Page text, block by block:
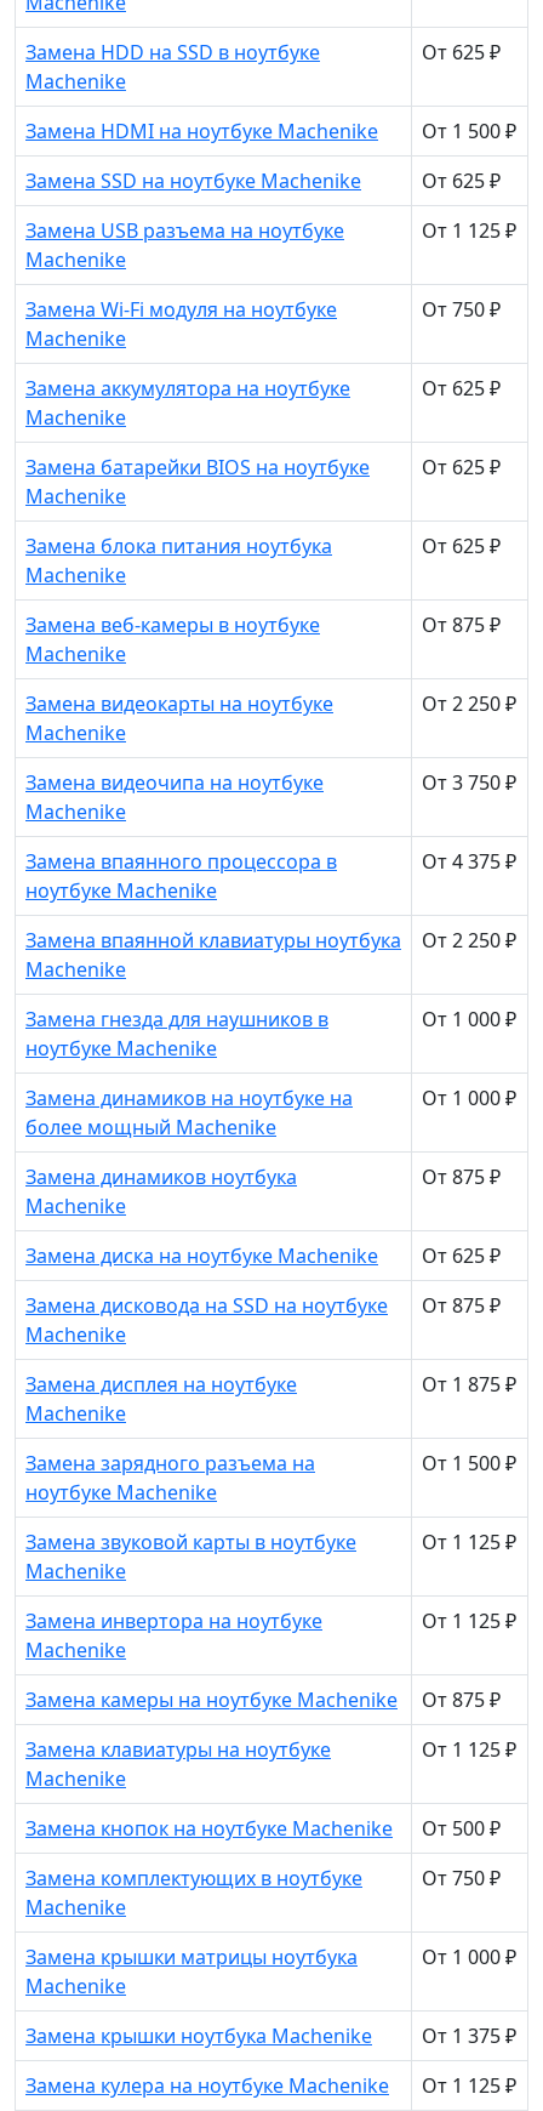
Замена HDD на SSD в ноутбуке
Machenike
От 625 ₽
Замена HDMI на ноутбуке Machenike
От 1 500 ₽
Замена SSD на ноутбуке Machenike
От 625 ₽
Замена USB разъема на ноутбуке
Machenike
От 1 125 ₽
Замена Wi-Fi модуля на ноутбуке
Machenike
От 750 ₽
Замена аккумулятора на ноутбуке
Machenike
От 625 ₽
Замена батарейки BIOS на ноутбуке
Machenike
От 625 ₽
Замена блока питания ноутбука
Machenike
От 625 ₽
Замена веб-камеры в ноутбуке
Machenike
От 875 ₽
Замена видеокарты на ноутбуке
Machenike
От 2 250 ₽
Замена видеочипа на ноутбуке
Machenike
От 3 750 ₽
Замена впаянного процессора в
ноутбуке Machenike
От 4 375 ₽
Замена впаянной клавиатуры ноутбука
Machenike
От 2 250 ₽
Замена гнезда для наушников в
ноутбуке Machenike
От 1 000 ₽
Замена динамиков на ноутбуке на
более мощный Machenike
От 1 000 ₽
Замена динамиков ноутбука
Machenike
От 875 ₽
Замена диска на ноутбуке Machenike
От 625 ₽
Замена дисковода на SSD на ноутбуке
Machenike
От 875 ₽
Замена дисплея на ноутбуке
Machenike
От 1 875 ₽
Замена зарядного разъема на
ноутбуке Machenike
От 1 500 ₽
Замена звуковой карты в ноутбуке
Machenike
От 1 125 ₽
Замена инвертора на ноутбуке
Machenike
От 1 125 ₽
Замена камеры на ноутбуке Machenike
От 875 ₽
Замена клавиатуры на ноутбуке
Machenike
От 1 125 ₽
Замена кнопок на ноутбуке Machenike
От 500 ₽
Замена комплектующих в ноутбуке
Machenike
От 750 ₽
Замена крышки матрицы ноутбука
Machenike
От 1 000 ₽
Замена крышки ноутбука Machenike
От 1 375 ₽
Замена кулера на ноутбуке Machenike
От 1 125 ₽